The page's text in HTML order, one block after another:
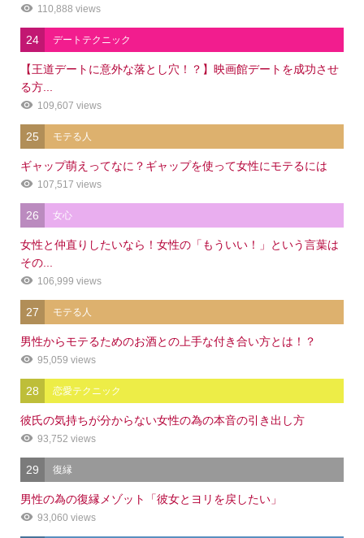
110,888 views
24 デートテクニック
【王道デートに意外な落とし穴！？】映画館デートを成功させ
る方...
109,607 views
25 モテる人
ギャップ萌えってなに？ギャップを使って女性にモテるには
107,517 views
26 女心
女性と仲直りしたいなら！女性の「もういい！」という言葉は
その...
106,999 views
27 モテる人
男性からモテるためのお酒との上手な付き合い方とは！？
95,059 views
28 恋愛テクニック
彼氏の気持ちが分からない女性の為の本音の引き出し方
93,752 views
29 復縁
男性の為の復縁メゾット「彼女とヨリを戻したい」
93,060 views